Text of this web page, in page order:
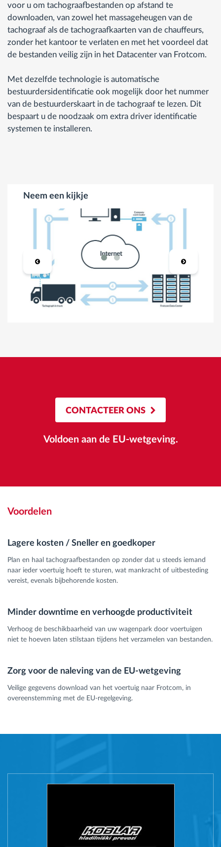
voor u om tachograafbestanden op afstand te
downloaden, van zowel het massageheugen van de
tachograaf als de tachograafkaarten van de chauffeurs,
zonder het kantoor te verlaten en met het voordeel dat
de bestanden veilig zijn in het Datacenter van Frotcom.
Met dezelfde technologie is automatische
bestuurdersidentificatie ook mogelijk door het nummer
van de bestuurderskaart in de tachograaf te lezen. Dit
bespaart u de noodzaak om extra driver identificatie
systemen te installeren.
Neem een kijkje
CONTACTEER ONS
Voldoen aan de EU-wetgeving.
Voordelen
Lagere kosten / Sneller en goedkoper
Plan en haal tachograafbestanden op zonder dat u steeds iemand
naar ieder voertuig hoeft te sturen, wat mankracht of uitbesteding
vereist, evenals bijbehorende kosten.
Minder downtime en verhoogde productiviteit
Verhoog de beschikbaarheid van uw wagenpark door voertuigen
niet te hoeven laten stilstaan tijdens het verzamelen van bestanden.
Zorg voor de naleving van de EU-wetgeving
Veilige gegevens download van het voertuig naar Frotcom, in
overeenstemming met de EU-regelgeving.